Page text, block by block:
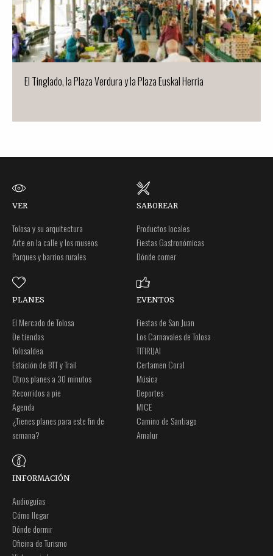
El Tinglado, la Plaza Verdura y la Plaza Euskal Herria
VER
Tolosa y su arquitectura
Arte en la calle y los museos
Parques y barrios rurales
SABOREAR
Productos locales
Fiestas Gastronómicas
Dónde comer
PLANES
El Mercado de Tolosa
De tiendas
Tolosaldea
Estación de BTT y Trail
Otros planes a 30 minutos
Recorridos a pie
Agenda
¿Tienes planes para este fin de
semana?
EVENTOS
Fiestas de San Juan
Los Carnavales de Tolosa
TITIRIJAI
Certamen Coral
Música
Deportes
MICE
Camino de Santiago
Amalur
INFORMACIÓN
Audioguías
Cómo llegar
Dónde dormir
Oficina de Turismo